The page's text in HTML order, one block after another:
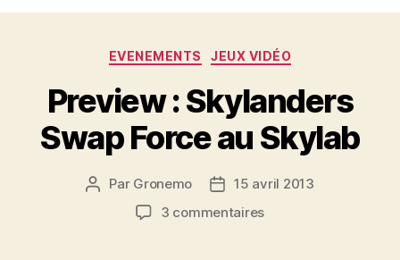
Catégories
EVENEMENTS JEUX VIDÉO
Preview : Skylanders
Swap Force au Skylab
Auteur
Par Gronemo
Date15 avril 2013
3 commentairessur